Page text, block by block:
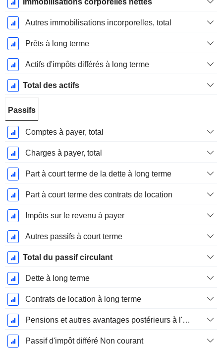
Immobilisations corporelles nettes
Autres immobilisations incorporelles, total
Prêts à long terme
Actifs d'impôts différés à long terme
Total des actifs
Passifs
Comptes à payer, total
Charges à payer, total
Part à court terme de la dette à long terme
Part à court terme des contrats de location
Impôts sur le revenu à payer
Autres passifs à court terme
Total du passif circulant
Dette à long terme
Contrats de location à long terme
Pensions et autres avantages postérieurs à l'emploi
Passif d'impôt différé Non courant